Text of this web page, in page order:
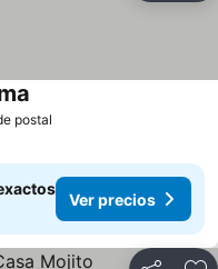
postal
Ver precios